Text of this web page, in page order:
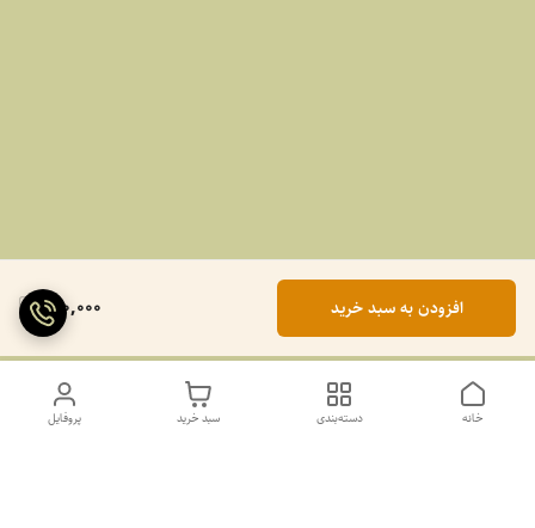
990,000 افزودن به سبد خرید
پروفایل سبد خرید دسته‌بندی خانه